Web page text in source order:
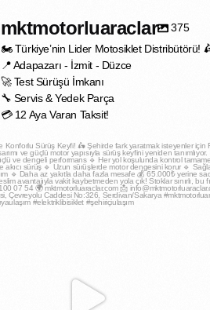
mktmotorluaraclar
375
🏍️ Türkiye’nin Lider Motosiklet Distribütörü!
📍 Adapazarı - İzmit - Düzce
🚀 Test Sürüşü İmkanı
🔧 Servis & Yedek Parça
💳 12 Aya Varan Taksit!
mktmotorluaraclar
May 2